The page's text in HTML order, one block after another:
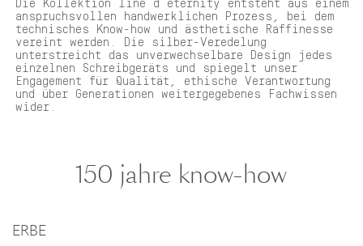
Die Kollektion line d eternity entsteht aus einem
anspruchsvollen handwerklichen Prozess, bei dem
technisches Know-how und ästhetische Raffinesse
vereint werden. Die silber-Veredelung
unterstreicht das unverwechselbare Design jedes
einzelnen Schreibgeräts und spiegelt unser
Engagement für Qualität, ethische Verantwortung
und über Generationen weitergegebenes Fachwissen
wider.
150 jahre know-how
ERBE